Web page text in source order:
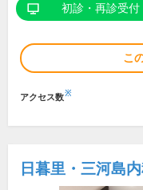
初診・再診受付
こ
アクセス数※
日暮里・三河島